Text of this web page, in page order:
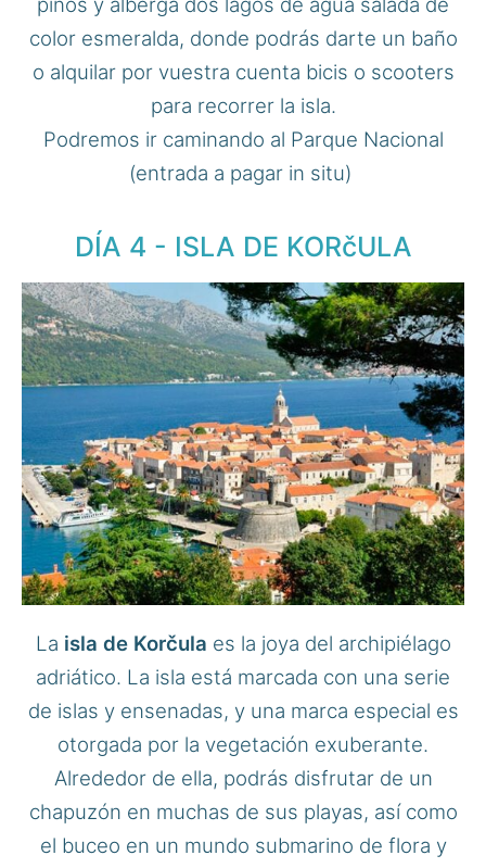
pinos y alberga dos lagos de agua salada de
color esmeralda, donde podrás darte un baño
o alquilar por vuestra cuenta bicis o scooters
para recorrer la isla.
Podremos ir caminando al Parque Nacional
(entrada a pagar in situ)
DÍA 4 - ISLA DE KORčULA
La isla de Korčula es la joya del archipiélago
adriático. La isla está marcada con una serie
de islas y ensenadas, y una marca especial es
otorgada por la vegetación exuberante.
Alrededor de ella, podrás disfrutar de un
chapuzón en muchas de sus playas, así como
el buceo en un mundo submarino de flora y